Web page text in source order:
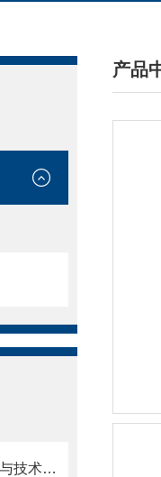
钠灯入门的工业场景适用特性与技术常识
产品
/